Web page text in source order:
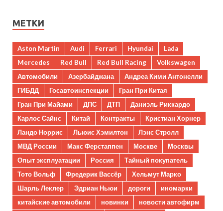
МЕТКИ
Aston Martin Audi Ferrari Hyundai
Lada
Mercedes
Red Bull Red Bull Racing
Volkswagen
Автомобили
Азербайджана
Андреа Кими Антонелли
ГИБДД
Госавтоинспекции
Гран При Китая
Гран При Майами
ДПС ДТП
Даниэль Риккардо
Карлос Сайнс
Китай Контракты
Кристиан Хорнер
Ландо Норрис
Льюис Хэмилтон
Лэнс Стролл
МВД России
Макс Ферстаппен Москве
Москвы
Опыт эксплуатации
Россия
Тайный покупатель
Тото Вольф
Фредерик Вассёр
Хельмут Марко
Шарль Леклер
Эдриан Ньюи дороги
иномарки
китайские автомобили
новинки
новости автофирм